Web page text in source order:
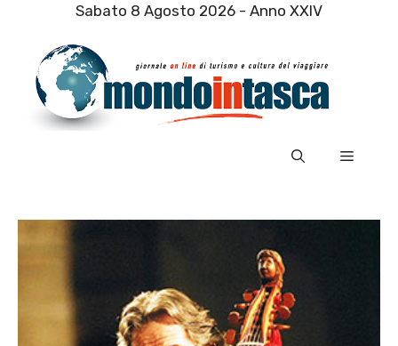
contenuto
Sabato 8 Agosto 2026 - Anno XXIV
Menu